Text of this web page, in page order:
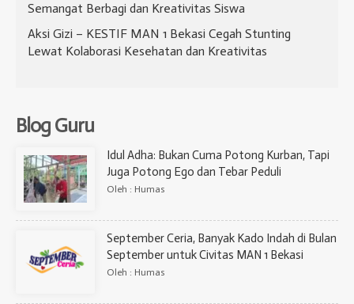
Semangat Berbagi dan Kreativitas Siswa
Aksi Gizi – KESTIF MAN 1 Bekasi Cegah Stunting
Lewat Kolaborasi Kesehatan dan Kreativitas
Blog Guru
Idul Adha: Bukan Cuma Potong Kurban, Tapi
Juga Potong Ego dan Tebar Peduli
Oleh : Humas
September Ceria, Banyak Kado Indah di Bulan
September untuk Civitas MAN 1 Bekasi
Oleh : Humas